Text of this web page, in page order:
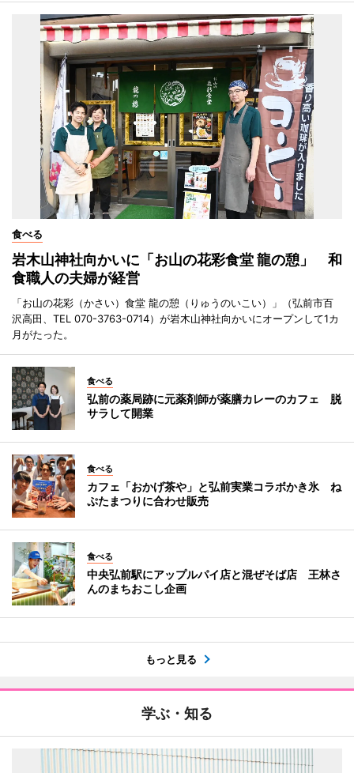
食べる
岩木山神社向かいに「お山の花彩食堂 龍の憩」 和
食職人の夫婦が経営
「お山の花彩（かさい）食堂 龍の憩（りゅうのいこい）」（弘前市百
沢高田、TEL 070-3763-0714）が岩木山神社向かいにオープンして1カ
月がたった。
食べる
弘前の薬局跡に元薬剤師が薬膳カレーのカフェ 脱
サラして開業
食べる
カフェ「おかげ茶や」と弘前実業コラボかき氷 ね
ぷたまつりに合わせ販売
食べる
中央弘前駅にアップルパイ店と混ぜそば店 王林さ
んのまちおこし企画
もっと見る
学ぶ・知る